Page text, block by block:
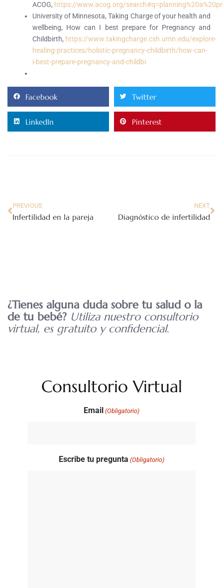
ACOG, https://www.acog.org/
University of Minnesota, Taking Charge of your health and
wellbeing, How can I best prepare for Pregnancy and
Childbirth, https://www.takingcharge.csh.umn.edu/explore-
healing-practices/holistic-pregnancy-childbirth/how-can-
i-best-prepare-pregnancy-and-childbi
Facebook Twitter
LinkedIn Pinterest
PREVIOUS
Infertilidad en la pareja
NEXT
Diagnóstico de infertilidad
¿Tienes alguna duda sobre tu salud o la
de tu bebé? Utiliza nuestro consultorio
virtual, es gratuito y confidencial.
Consultorio Virtual
Email (Obligatorio)
Escribe tu pregunta (Obligatorio)